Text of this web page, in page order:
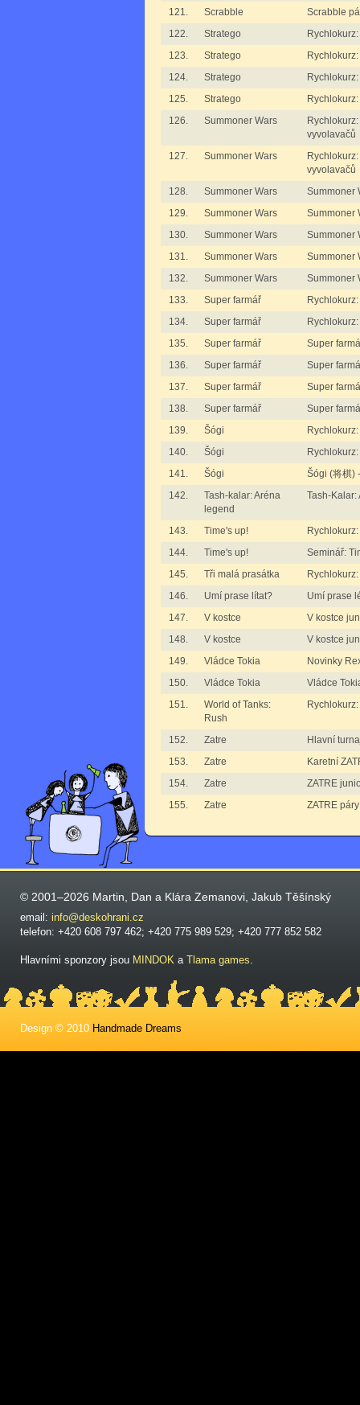
121.
Scrabble
Scrabble
122.
Stratego
123.
Stratego
124.
Stratego
125.
Stratego
126.
Summoner Wars
vyvolavačů
127.
Summoner Wars
vyvolavačů
128.
Summoner Wars
Summoner
129.
Summoner Wars
Summoner
130.
Summoner Wars
Summoner
131.
Summoner Wars
Summoner
132.
Summoner Wars
Summoner
133.
Super farmář
134.
Super farmář
135.
Super farmář
Super
136.
Super farmář
Super
137.
Super farmář
Super
138.
Super farmář
Super
139.
Šógi
140.
Šógi
141.
Šógi
Šógi (将棋)
142.
Tash-kalar: Aréna
legend
Tash-Kalar:
143. Time's up!
144.
Time's up!
Seminář:
145.
Tři malá prasátka
146.
Umí prase lítat?
Umí prase
147.
V kostce
V kostce
148.
V kostce
V kostce
149.
Vládce Tokia
Novinky
150.
Vládce Tokia
Vládce
151.
World of Tanks:
Rush
152. Zatre
Hlavní
153.
Zatre
Karetní
154.
Zatre
ZATRE
155.
Zatre ZATRE páry
© 2001–2026 Martin, Dan a Klára Zemanovi, Jakub Těšínský
email: info@deskohrani.cz
telefon: +420 608 797 462; +420 775 989 529; +420 777 852 582
Hlavními sponzory jsou MINDOK a Tlama games.
Design © 2010 Handmade Dreams